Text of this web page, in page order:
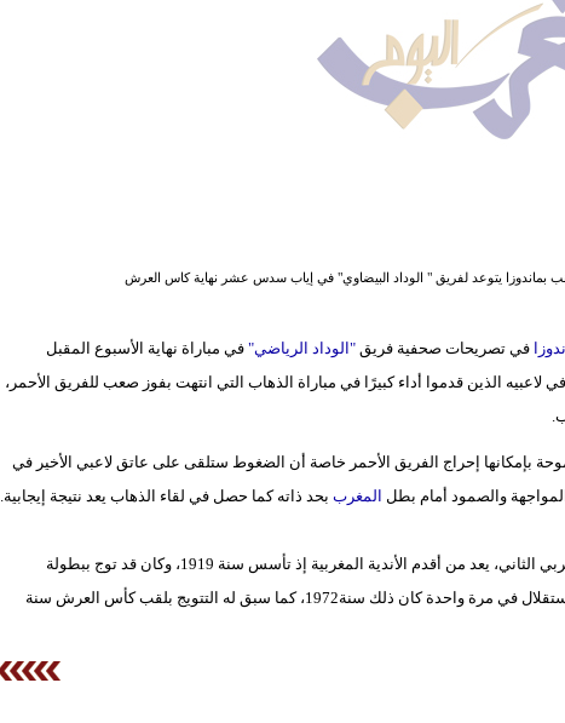
بماندوزا يتوعد لفريق " الوداد البيضاوي" في إياب سدس عشر نهاية كاس العرش
في تصريحات صحفية فريق "الوداد الرياضي"في مباراة نهاية الأسبوع المقبل
في لاعبيه الذين قدموا أداء كبيرًا في مباراة الذهاب التي انتهت بفوز صعب للفريق الأحمر،
بإمكانها إحراج الفريق الأحمر خاصة أن الضغوط ستلقى على عاتق لاعبي الأخير في
والصمود أمام بطل المغرببحد ذاته كما حصل في لقاء الذهاب يعد نتيجة إيجابية.
من أقدم الأندية المغربية إذ تأسس سنة 1919، وكان قد توج ببطولة
إبان فترة الحماية الفرنسية في مناسبتين، وأيضًا بعد الإستقلال في مرة واحدة كان ذلك سنة1972، كما سبق له التتويج بلقب كأس العرش سنة